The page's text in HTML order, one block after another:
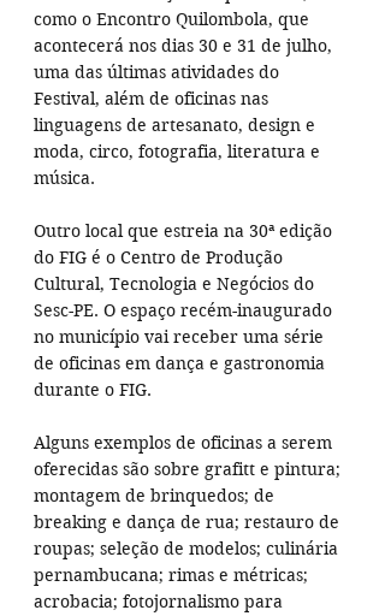
como o Encontro Quilombola, que
acontecerá nos dias 30 e 31 de julho,
uma das últimas atividades do
Festival, além de oficinas nas
linguagens de artesanato, design e
moda, circo, fotografia, literatura e
música.
Outro local que estreia na 30ª edição
do FIG é o Centro de Produção
Cultural, Tecnologia e Negócios do
Sesc-PE. O espaço recém-inaugurado
no município vai receber uma série
de oficinas em dança e gastronomia
durante o FIG.
Alguns exemplos de oficinas a serem
oferecidas são sobre grafitt e pintura;
montagem de brinquedos; de
breaking e dança de rua; restauro de
roupas; seleção de modelos; culinária
pernambucana; rimas e métricas;
acrobacia; fotojornalismo para